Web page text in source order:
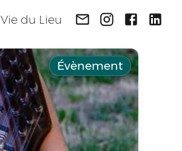
Vie du Lieu
Évènement